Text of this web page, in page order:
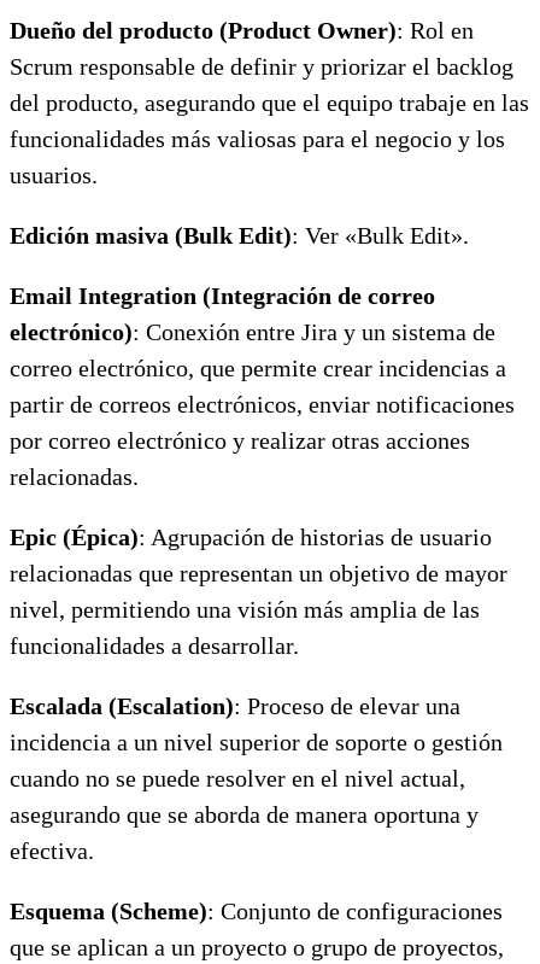
Dueño del producto (Product Owner): Rol en
Scrum responsable de definir y priorizar el backlog
del producto, asegurando que el equipo trabaje en las
funcionalidades más valiosas para el negocio y los
usuarios.
Edición masiva (Bulk Edit): Ver «Bulk Edit».
Email Integration (Integración de correo
electrónico): Conexión entre Jira y un sistema de
correo electrónico, que permite crear incidencias a
partir de correos electrónicos, enviar notificaciones
por correo electrónico y realizar otras acciones
relacionadas.
Epic (Épica): Agrupación de historias de usuario
relacionadas que representan un objetivo de mayor
nivel, permitiendo una visión más amplia de las
funcionalidades a desarrollar.
Escalada (Escalation): Proceso de elevar una
incidencia a un nivel superior de soporte o gestión
cuando no se puede resolver en el nivel actual,
asegurando que se aborda de manera oportuna y
efectiva.
Esquema (Scheme): Conjunto de configuraciones
que se aplican a un proyecto o grupo de proyectos,